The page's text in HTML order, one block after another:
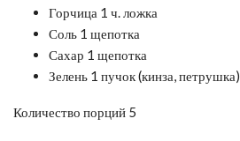
Горчица 1 ч. ложка
Соль 1 щепотка
Сахар 1 щепотка
Зелень 1 пучок (кинза, петрушка)
Количество порций 5